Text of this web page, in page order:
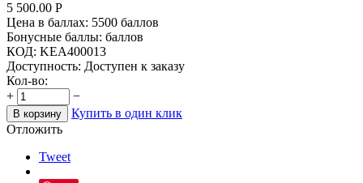
5 500.00 Р
Цена в баллах: 5500 баллов
Бонусные баллы: баллов
КОД: KEA400013
Доступность: Доступен к заказу
Кол-во:
+
−
В корзину
Купить в один клик
Отложить
Tweet